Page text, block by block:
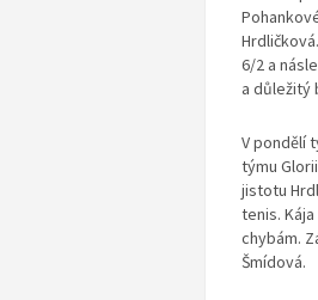
6/2 a
a důležitý
V pondělí
týmu
jistotu
tenis.
chybám.
Šmídová.